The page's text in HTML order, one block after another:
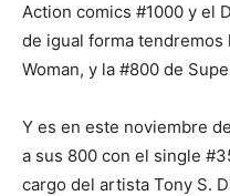
Action comics #1000 y el
de igual forma tendremos
Woman, y la #800 de
Y es en este noviembre
a sus 800 con el single
cargo del artista Tony S.